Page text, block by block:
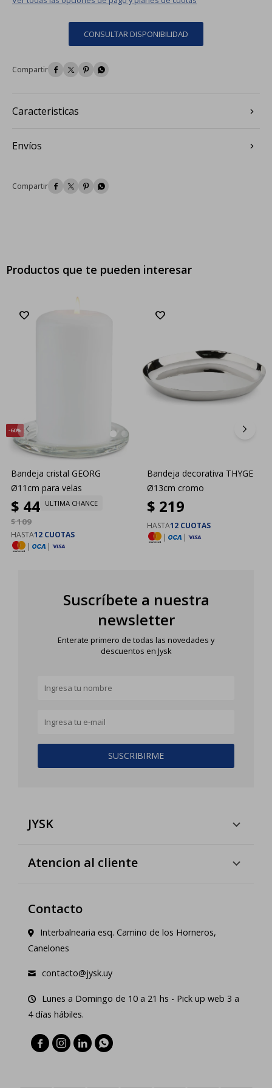
CONSULTAR DISPONIBILIDAD
   
Caracteristicas
Envíos
   
Productos que te pueden interesar
60
Bandeja cristal GEORG
Ø11cm para velas
$ 44
$109
ULTIMA CHANCE
HASTA12 CUOTAS
|
|
Bandeja decorativa THYGE
Ø13cm cromo
$ 219
HASTA12 CUOTAS
|
|
Suscríbete a nuestra
newsletter
Enterate primero de todas las novedades y
descuentos en Jysk
SUSCRIBIRME
JYSK
Atencion al cliente
Contacto
Interbalnearia esq. Camino de los Horneros,
Canelones
contacto@jysk.uy
Lunes a Domingo de 10 a 21 hs - Pick up web 3 a
4 días hábiles.
   